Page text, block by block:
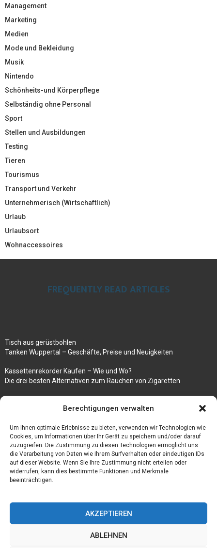
Berechtigungen verwalten
Um Ihnen optimale Erlebnisse zu bieten, verwenden wir Technologien wie
Cookies, um Informationen über Ihr Gerät zu speichern und/oder darauf
zuzugreifen. Die Zustimmung zu diesen Technologien ermöglicht uns
die Verarbeitung von Daten wie Ihrem Surfverhalten oder eindeutigen IDs
auf dieser Website. Wenn Sie Ihre Zustimmung nicht erteilen oder
widerrufen, kann dies bestimmte Funktionen und Merkmale
beeinträchtigen.
AKZEPTIEREN
ABLEHNEN
Management
Marketing
Medien
Mode und Bekleidung
Musik
Nintendo
Schönheits-und Körperpflege
Selbständig ohne Personal
Sport
Stellen und Ausbildungen
Testing
Tieren
Tourismus
Transport und Verkehr
Unternehmerisch (Wirtschaftlich)
Urlaub
Urlaubsort
Wohnaccessoires
FREQUENTLY READ ARTICLES
Tisch aus gerüstbohlen
Tanken Wuppertal – Geschäfte, Preise und Neuigkeiten
Kassettenrekorder Kaufen – Wie und Wo?
Die drei besten Alternativen zum Rauchen von Zigaretten
Rezepte für gekochte Süßkartoffeln
Gönnen Sie sich bedruckte Fliesen mit einem eigenen Bild